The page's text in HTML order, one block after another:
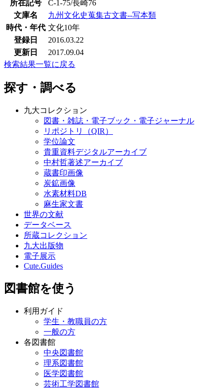
所在記号
C-1-75/長崎76
文庫名
九州文化史蒐集古文書--写本類
時代・年代 文化10年
登録日
2016.03.22
更新日
2017.09.04
検索結果一覧に戻る
探す・調べる
九大コレクション
図書・雑誌・電子ブック・電子ジャーナル
リポジトリ（QIR）
学位論文
貴重資料デジタルアーカイブ
中村哲著述アーカイブ
蔵書印画像
炭鉱画像
水素材料DB
麻生家文書
世界の文献
データベース
所蔵コレクション
九大出版物
電子展示
Cute.Guides
図書館を使う
利用ガイド
学生・教職員の方
一般の方
各図書館
中央図書館
理系図書館
医学図書館
芸術工学図書館